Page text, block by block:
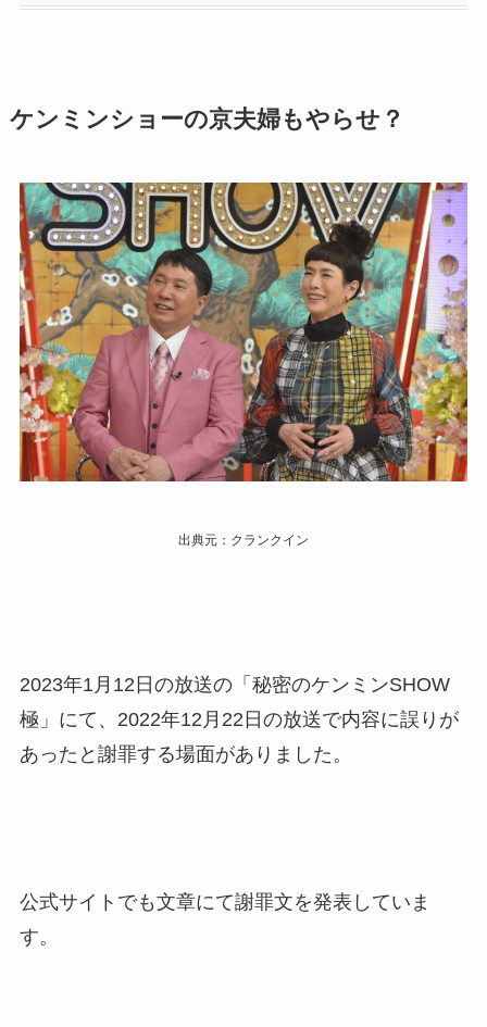
ケンミンショーの京夫婦もやらせ？
出典元：クランクイン
2023年1月12日の放送の「秘密のケンミンSHOW
極」にて、2022年12月22日の放送で内容に誤りが
あったと謝罪する場面がありました。
公式サイトでも文章にて謝罪文を発表していま
す。